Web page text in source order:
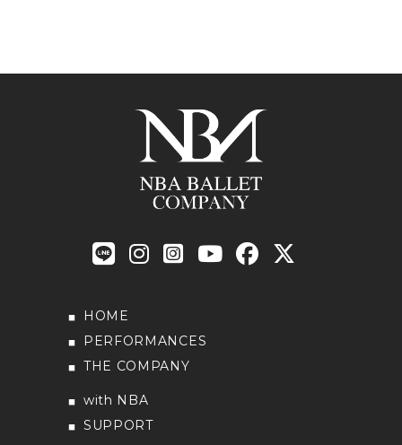
HOME
PERFORMANCES
THE COMPANY
with NBA
SUPPORT